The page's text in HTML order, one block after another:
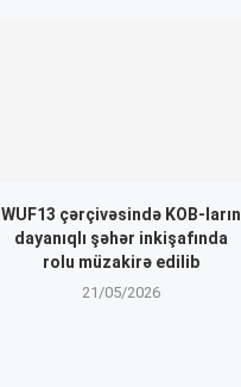
WUF13 çərçivəsində KOB-ların
dayanıqlı şəhər inkişafında
rolu müzakirə edilib
21/05/2026